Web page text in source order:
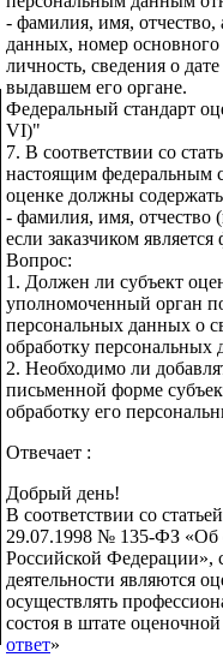
- фамилия, имя, отчество,
данных, номер
личность, сведения о
выдавшем его органе.
Федеральный стандарт
VI)"
7. В соответствии со
настоящим федеральным
оценке должны
- фамилия, имя, отчество
если заказчиком
Вопрос:
1. Должен ли субъект
уполномоченный орган
персональных данных о
обработку персональных
2. Необходимо ли
письменной форме
обработку его
Отвечает :
Добрый день!
В соответствии со
29.07.1998 № 135-ФЗ «Об
Российской Федерации»,
деятельности являются
осуществлять
состоя в штате
ответ»